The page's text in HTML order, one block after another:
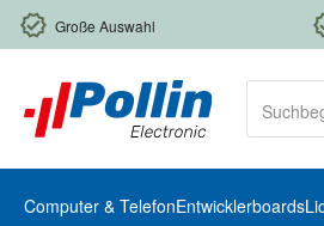
Hauptinhalt springen
Zur Suche springen
Zur Hauptnavigation
Große Auswahl
Computer & TelefonEntwicklerboards